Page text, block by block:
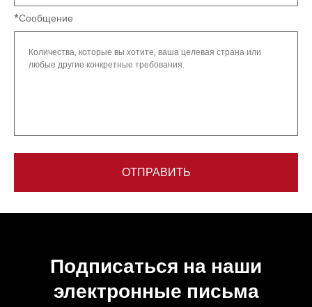
*Сообщение
ОТПРАВИТЬ
Подписаться на наши
электронные письма